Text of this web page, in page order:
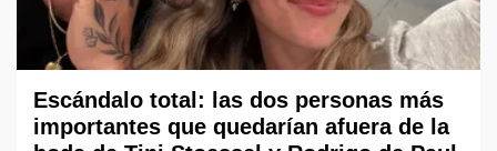
Escándalo total: las dos personas más
importantes que quedarían afuera de la